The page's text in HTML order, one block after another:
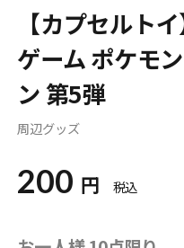
【カプセルト
ゲーム ポケモ
ン 第5弾
周辺グッズ
200 円 税込